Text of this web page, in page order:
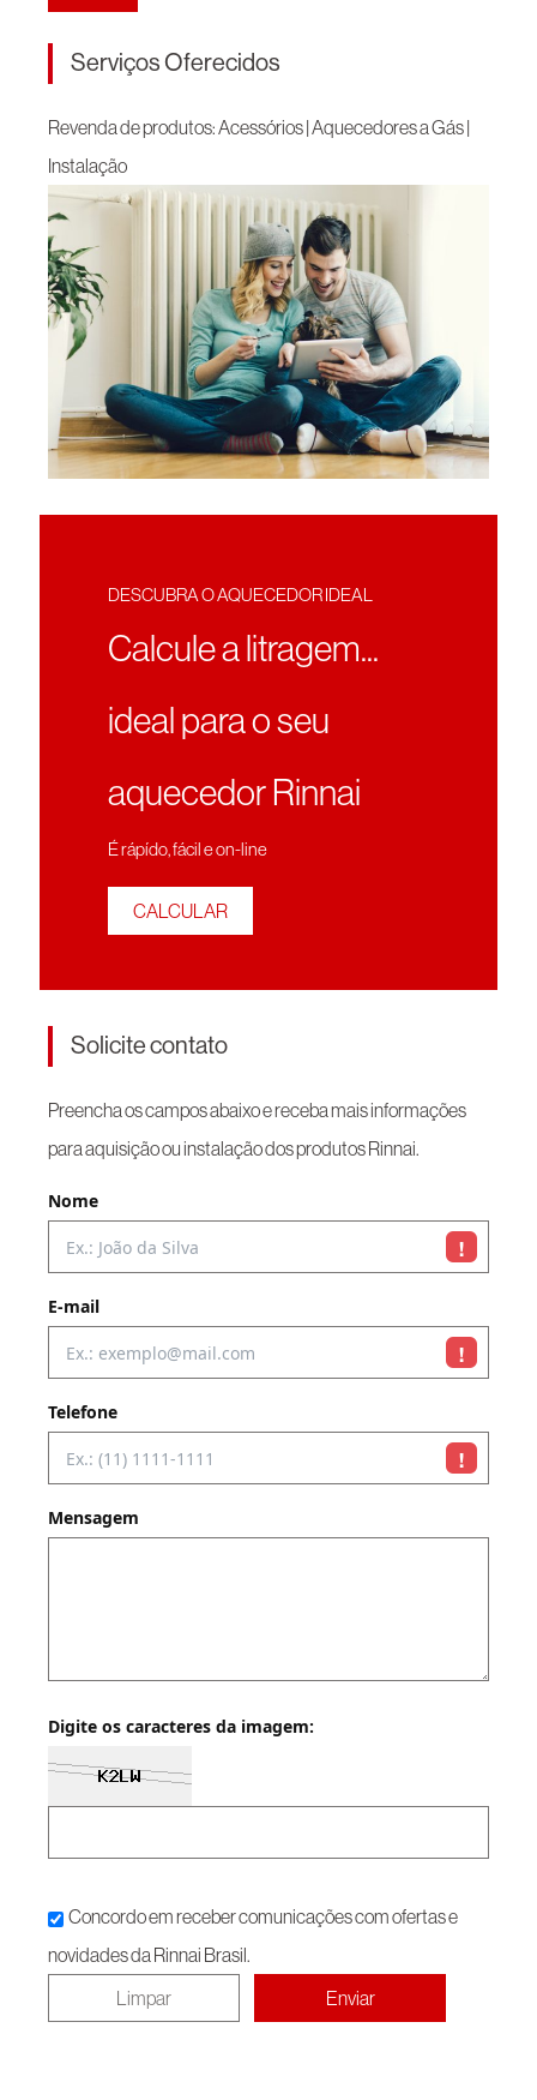
Serviços Oferecidos
Revenda de produtos: Acessórios | Aquecedores a Gás |
Instalação
DESCUBRA O AQUECEDOR IDEAL
Calcule a litragem...
ideal para o seu
aquecedor Rinnai
É rápído, fácil e on-line
CALCULAR
Solicite contato
Preencha os campos abaixo e receba mais informações
para aquisição ou instalação dos produtos Rinnai.
Nome
!
E-mail
!
Telefone
!
Mensagem
Digite os caracteres da imagem:
Concordo em receber comunicações com ofertas e
novidades da Rinnai Brasil.